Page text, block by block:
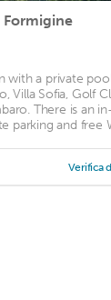
with a private
Villa Sofia, Golf
There is an
parking and free
Verifica